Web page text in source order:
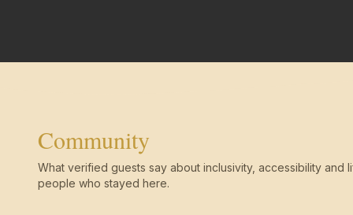
Community
What verified guests say about inclusivity, accessibility and
people who stayed here.